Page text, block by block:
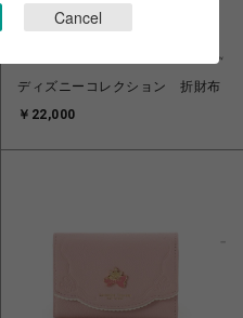
ディズニーコレクション 折財布
￥22,000
Cancel